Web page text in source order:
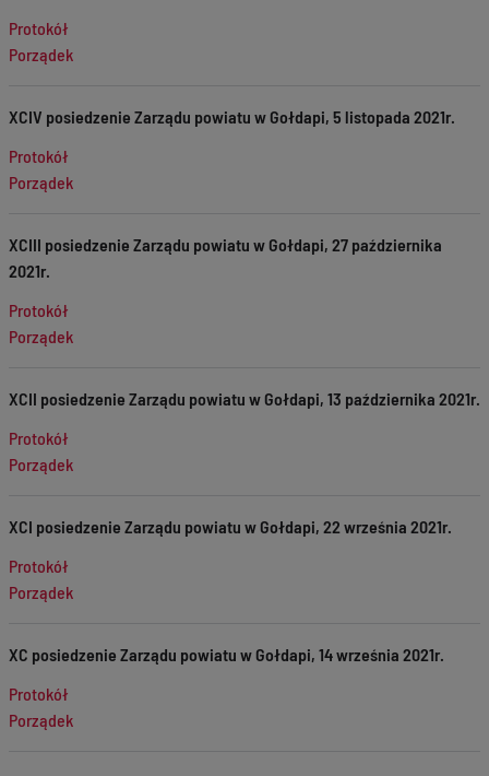
Protokół
Porządek
XCIV posiedzenie Zarządu powiatu w Gołdapi, 5 listopada 2021r.
Protokół
Porządek
XCIII posiedzenie Zarządu powiatu w Gołdapi, 27 października
2021r.
Protokół
Porządek
XCII posiedzenie Zarządu powiatu w Gołdapi, 13 października 2021r.
Protokół
Porządek
XCI posiedzenie Zarządu powiatu w Gołdapi, 22 września 2021r.
Protokół
Porządek
XC posiedzenie Zarządu powiatu w Gołdapi, 14 września 2021r.
Protokół
Porządek